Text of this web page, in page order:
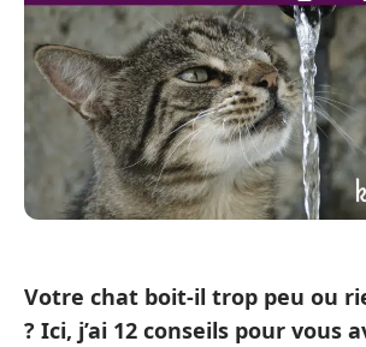
Votre chat boit-il trop peu ou
? Ici, j’ai 12 conseils pour vous